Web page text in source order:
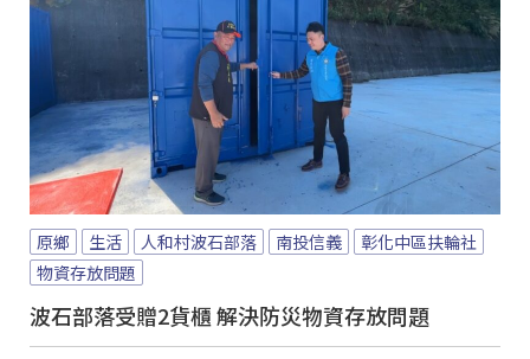
原鄉 生活 人和村波石部落 南投信義
彰化中區扶輪社
物資存放問題
波石部落受贈2貨櫃 解決防災物資存放問題